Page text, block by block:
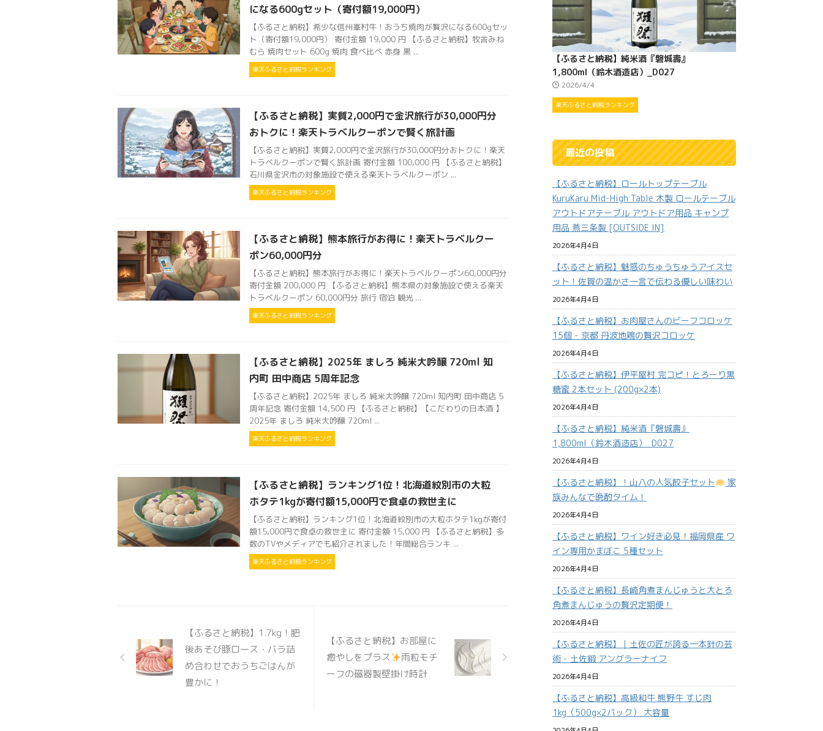
になる600gセット（寄付額19,000円）
【ふるさと納税】希少な信州峯村牛！おうち焼肉が贅沢になる600gセッ
ト（寄付額19,000円） 寄付金額 19,000 円 【ふるさと納税】牧舎みね
むら 焼肉セット 600g 焼肉 食べ比べ 赤身 黒 ...
楽天ふるさと納税ランキング
【ふるさと納税】実質2,000円で金沢旅行が30,000円分
おトクに！楽天トラベルクーポンで賢く旅計画
【ふるさと納税】実質2,000円で金沢旅行が30,000円分おトクに！楽天
トラベルクーポンで賢く旅計画 寄付金額 100,000 円 【ふるさと納税】
石川県金沢市の対象施設で使える楽天トラベルクーポン ...
楽天ふるさと納税ランキング
【ふるさと納税】熊本旅行がお得に！楽天トラベルクー
ポン60,000円分
【ふるさと納税】熊本旅行がお得に！楽天トラベルクーポン60,000円分
寄付金額 200,000 円 【ふるさと納税】熊本県の対象施設で使える楽天
トラベルクーポン 60,000円分 旅行 宿泊 観光 ...
楽天ふるさと納税ランキング
【ふるさと納税】2025年 ましろ 純米大吟醸 720ml 知
内町 田中商店 5周年記念
【ふるさと納税】2025年 ましろ 純米大吟醸 720ml 知内町 田中商店 5
周年記念 寄付金額 14,500 円 【ふるさと納税】【こだわりの日本酒 】
2025年 ましろ 純米大吟醸 720ml ...
楽天ふるさと納税ランキング
【ふるさと納税】ランキング1位！北海道紋別市の大粒
ホタテ1kgが寄付額15,000円で食卓の救世主に
【ふるさと納税】ランキング1位！北海道紋別市の大粒ホタテ1kgが寄付
額15,000円で食卓の救世主に 寄付金額 15,000 円 【ふるさと納税】多
数のTVやメディアでも紹介されました！年間総合ランキ ...
楽天ふるさと納税ランキング
【ふるさと納税】1.7kg！肥
後あそび豚ロース・バラ詰
め合わせでおうちごはんが
豊かに！
【ふるさと納税】お部屋に
癒やしをプラス
雨粒モチ
ーフの磁器製壁掛け時計
【ふるさと納税】純米酒『磐城壽』
1,800ml（鈴木酒造店）_D027
2026/4/4
楽天ふるさと納税ランキング
最近の投稿
【ふるさと納税】ロールトップテーブル
KuruKaru Mid-High Table 木製 ロールテーブル
アウトドアテーブル アウトドア用品 キャンプ
用品 燕三条製 [OUTSIDE IN]
2026年4月4日
【ふるさと納税】魅惑のちゅうちゅうアイスセ
ット！佐賀の温かさ一言で伝わる優しい味わい
2026年4月4日
【ふるさと納税】お肉屋さんのビーフコロッケ
15個 - 京都 丹波地鶏の贅沢コロッケ
2026年4月4日
【ふるさと納税】伊平屋村 完コピ！とろーり黒
糖蜜 2本セット (200g×2本)
2026年4月4日
【ふるさと納税】純米酒『磐城壽』
1,800ml（鈴木酒造店）_D027
2026年4月4日
【ふるさと納税】！山八の人気餃子セット
家
族みんなで晩酌タイム！
2026年4月4日
【ふるさと納税】ワイン好き必見！福岡県産 ワ
イン専用かまぼこ 5種セット
2026年4月4日
【ふるさと納税】長崎角煮まんじゅうと大とろ
角煮まんじゅうの贅沢定期便！
2026年4月4日
【ふるさと納税】｜土佐の匠が誇る一本針の芸
術 - 土佐鍛 アングラーナイフ
2026年4月4日
【ふるさと納税】高級和牛 熊野牛 すじ肉
1kg（500g×2パック） 大容量